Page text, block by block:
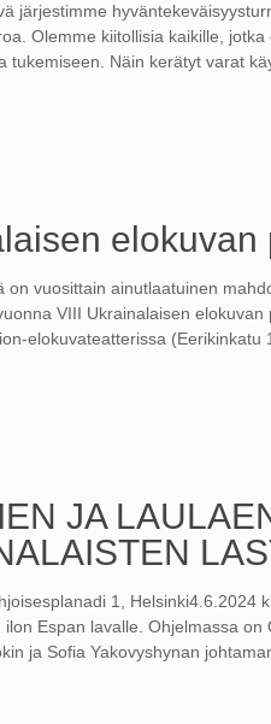
järjestimme
Olemme kiitollisia kaikille,
tukemiseen. Näin kerätyt varat
elokuvan
on vuosittain ainutlaatuinen
VIII Ukrainalaisen elokuvan
elokuvateatterissa (Eerikinkatu
JA
1,
ilon Espan lavalle. Ohjelmassa
ja Sofia Yakovyshynan